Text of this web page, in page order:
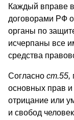
Каждый вправе
договорами РФ
органы по
исчерпаны все
средства
Согласно ст.55,
основных прав и
отрицание или
и свобод